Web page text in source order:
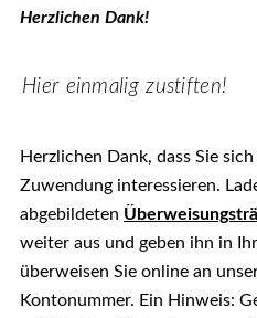
Herzlichen Dank!
Hier einmalig zustiften!
Herzlichen Dank, dass Sie
Zuwendung interessieren.
abgebildeten
weiter aus und geben ihn in
überweisen Sie online an
Kontonummer. Ein Hinweis: